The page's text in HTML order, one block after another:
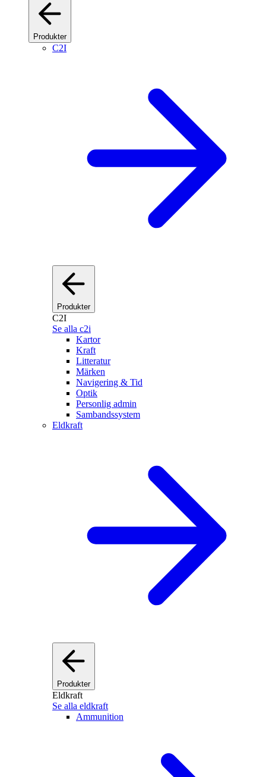
Produkter
C2I
Produkter
C2I
Se alla c2i
Kartor
Kraft
Litteratur
Märken
Navigering & Tid
Optik
Personlig admin
Sambandssystem
Eldkraft
Produkter
Eldkraft
Se alla eldkraft
Ammunition